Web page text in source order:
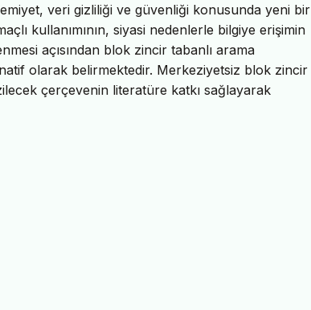
veri gizliliği ve güvenliği konusunda yeni bir
kullanımının, siyasi nedenlerle bilgiye erişimin
açısından blok zincir tabanlı arama
olarak belirmektedir. Merkeziyetsiz blok zincir
çerçevenin literatüre katkı sağlayarak